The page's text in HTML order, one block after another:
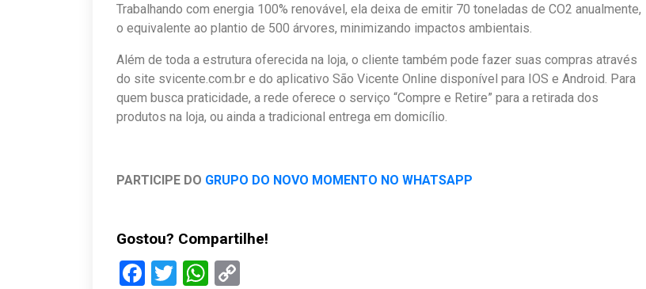
Trabalhando com energia 100% renovável, ela deixa de emitir 70 toneladas de CO2 anualmente,
o equivalente ao plantio de 500 árvores, minimizando impactos ambientais.
Além de toda a estrutura oferecida na loja, o cliente também pode fazer suas compras através
do site svicente.com.br e do aplicativo São Vicente Online disponível para IOS e Android. Para
quem busca praticidade, a rede oferece o serviço “Compre e Retire” para a retirada dos
produtos na loja, ou ainda a tradicional entrega em domicílio.
PARTICIPE DO GRUPO DO NOVO MOMENTO NO WHATSAPP
Gostou? Compartilhe!
Facebook
TwitterWhatsApp